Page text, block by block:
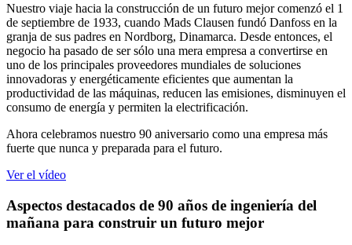
Nuestro viaje hacia la construcción de un futuro mejor comenzó el 1
de septiembre de 1933, cuando Mads Clausen fundó Danfoss en la
granja de sus padres en Nordborg, Dinamarca. Desde entonces, el
negocio ha pasado de ser sólo una mera empresa a convertirse en
uno de los principales proveedores mundiales de soluciones
innovadoras y energéticamente eficientes que aumentan la
productividad de las máquinas, reducen las emisiones, disminuyen el
consumo de energía y permiten la electrificación.
Ahora celebramos nuestro 90 aniversario como una empresa más
fuerte que nunca y preparada para el futuro.
Ver el vídeo
Aspectos destacados de 90 años de ingeniería del
mañana para construir un futuro mejor